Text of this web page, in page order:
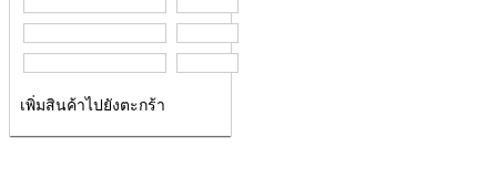
เพิ่มสินค้าไปยังตะกร้า